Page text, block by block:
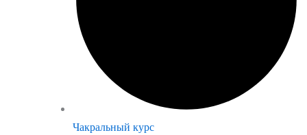
Чакральный курс